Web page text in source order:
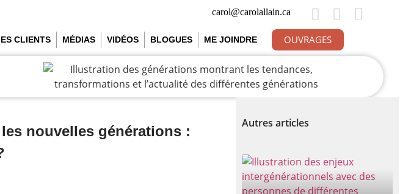
carol@carolallain.ca
CLIENTS MÉDIAS VIDÉOS BLOGUES ME JOINDRE OUVRAGES
nouvelles générations :
Autres articles